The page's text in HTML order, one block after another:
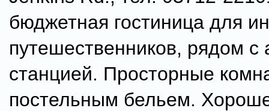
бюджетная гостиница для
путешественников, рядом с
станцией. Просторные
постельным бельем.